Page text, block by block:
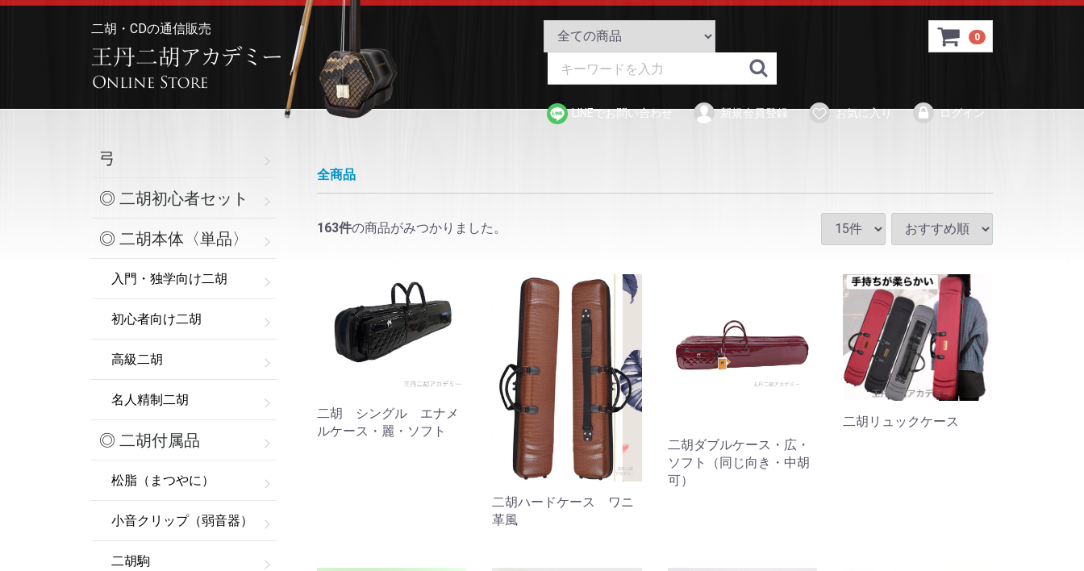
二胡・CDの通信販売
>王丹二胡アカデミー Online Store
0
LINEでお問い合わせ 新規会員登録 お気に入り ログイン
弓
◎ 二胡初心者セット
◎ 二胡本体〈単品〉
入門・独学向け二胡
初心者向け二胡
高級二胡
名人精制二胡
◎ 二胡付属品
松脂（まつやに）
小音クリップ（弱音器）
二胡駒
全商品
163件の商品がみつかりました。
二胡 シングル エナメ
ルケース・麗・ソフト
二胡ハードケース ワニ
革風
二胡ダブルケース・広・
ソフト（同じ向き・中胡
可）
二胡リュックケース